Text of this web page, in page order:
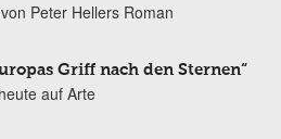
Peter Hellers Roman
Griff nach den Sternen“
auf Arte